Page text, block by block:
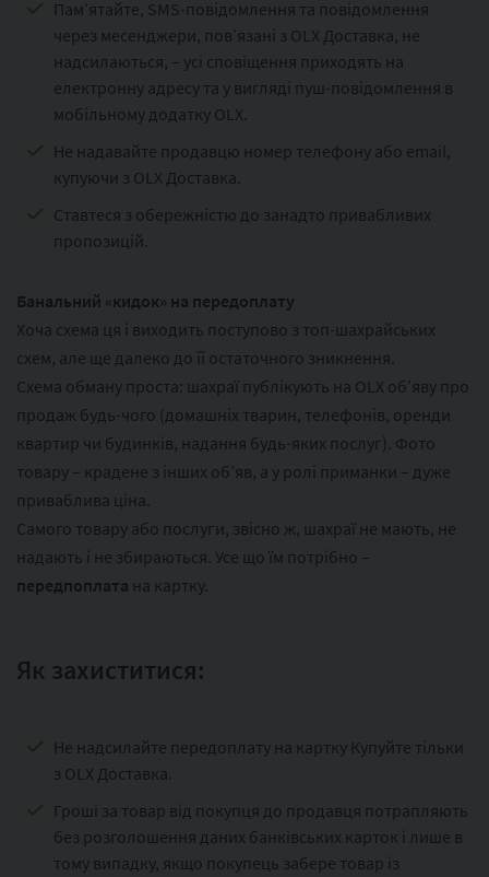
Пам’ятайте, SMS-повідомлення та повідомлення
через месенджери, пов’язані з OLX Доставка, не
надсилаються, – усі сповіщення приходять на
електронну адресу та у вигляді пуш-повідомлення в
мобільному додатку OLX.
Не надавайте продавцю номер телефону або email,
купуючи з OLX Доставка.
Ставтеся з обережністю до занадто привабливих
пропозицій.
Банальний «кидок» на передоплату
Хоча схема ця і виходить поступово з топ-шахрайських
схем, але ще далеко до її остаточного зникнення.
Схема обману проста: шахраї публікують на OLX об’яву про
продаж будь-чого (домашніх тварин, телефонів, оренди
квартир чи будинків, надання будь-яких послуг). Фото
товару – крадене з інших об’яв, а у ролі приманки – дуже
приваблива ціна.
Самого товару або послуги, звісно ж, шахраї не мають, не
надають і не збираються. Усе що їм потрібно –
передпоплата на картку.
Як захиститися:
Не надсилайте передоплату на картку Купуйте тільки
з OLX Доставка.
Гроші за товар від покупця до продавця потрапляють
без розголошення даних банківських карток і лише в
тому випадку, якщо покупець забере товар із